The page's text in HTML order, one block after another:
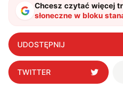
Chcesz czytać więcej
słoneczne w bloku
Wyjaśniamy, kim jest
i kto może skorzystać"
UDOSTĘPNIJ
TWITTER